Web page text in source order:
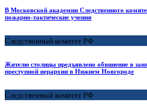
В Московской академии Следственного
пожарно-тактические учения
Следственный комитет РФ
Жителю столицы предъявлено обвинение в
преступной иерархии в Нижнем Новгороде
Следственный комитет РФ